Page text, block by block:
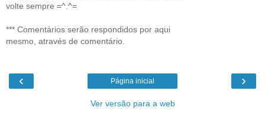
volte sempre =^.^=
*** Comentários serão respondidos por aqui
mesmo, através de comentário.
‹ ›
Página inicial
Ver versão para a web